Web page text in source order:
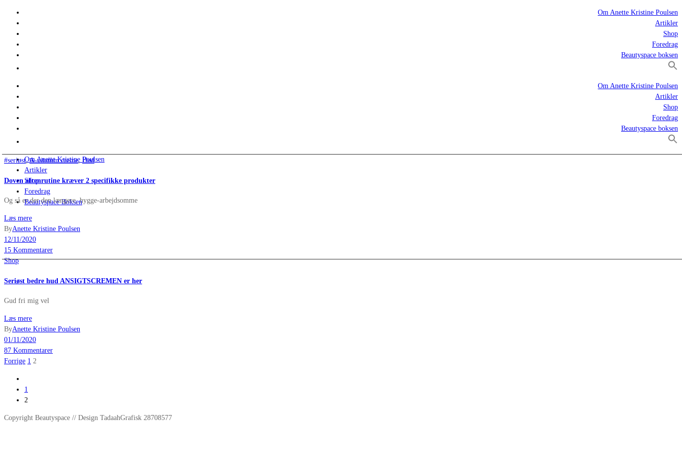
Om Anette Kristine Poulsen
Artikler
Shop
Foredrag
Beautyspace boksen
Om Anette Kristine Poulsen
Artikler
Shop
Foredrag
Beautyspace boksen
Om Anette Kristine Poulsen
Artikler
Shop
Foredrag
Beautyspace Boksen
#seriøst,A-vitamin creme,Hud
Doven aftenrutine kræver 2 specifikke produkter
Og så er der den længere, hygge-arbejdsomme
Læs mere
ByAnette Kristine Poulsen
12/11/2020
15 Kommentarer
Shop
Seriøst bedre hud ANSIGTSCREMEN er her
Gud fri mig vel
Læs mere
ByAnette Kristine Poulsen
01/11/2020
87 Kommentarer
Indlægsinddeling
Forrige 1 2
1
2
Copyright Beautyspace // Design TadaahGrafisk 28708577